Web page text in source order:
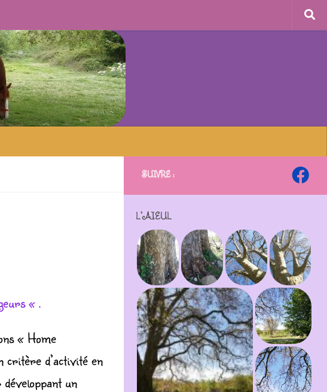
« .
« Home
critère d’activité en
un
SUIVRE :
L’AÏEUL